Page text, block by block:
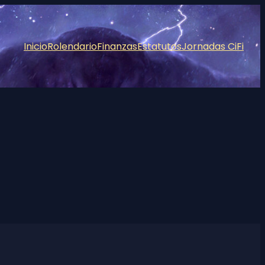
InicioRolendarioFinanzasEstatutosJornadas CiFi